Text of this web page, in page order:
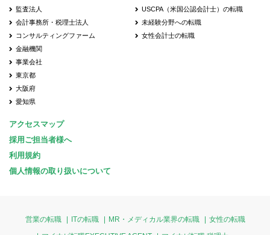
監査法人
会計事務所・税理士法人
コンサルティングファーム
金融機関
事業会社
東京都
大阪府
愛知県
USCPA（米国公認会計士）の転職
未経験分野への転職
女性会計士の転職
アクセスマップ
採用ご担当者様へ
利用規約
個人情報の取り扱いについて
営業の転職 ITの転職 MR・メディカル業界の転職
女性の転職